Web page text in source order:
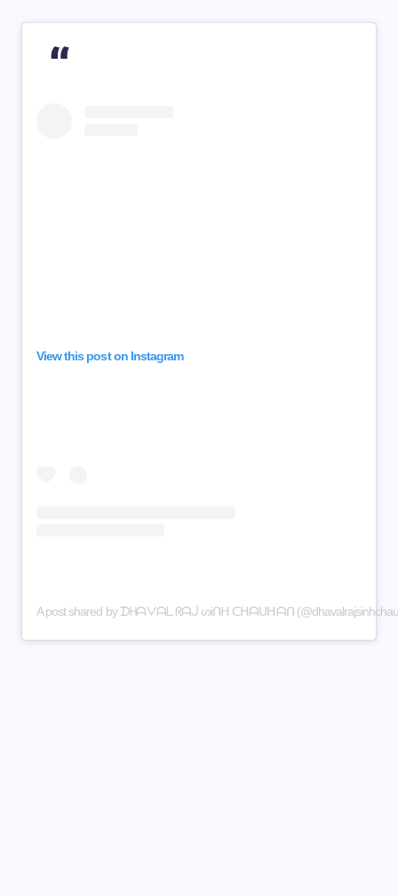
View this post on Instagram
A post shared by ᗪᕼᗩᐯᗩᒪ ᖇᗩᒎ ᔕᎥᑎᕼ ᑕᕼᗩᑌᕼᗩᑎ